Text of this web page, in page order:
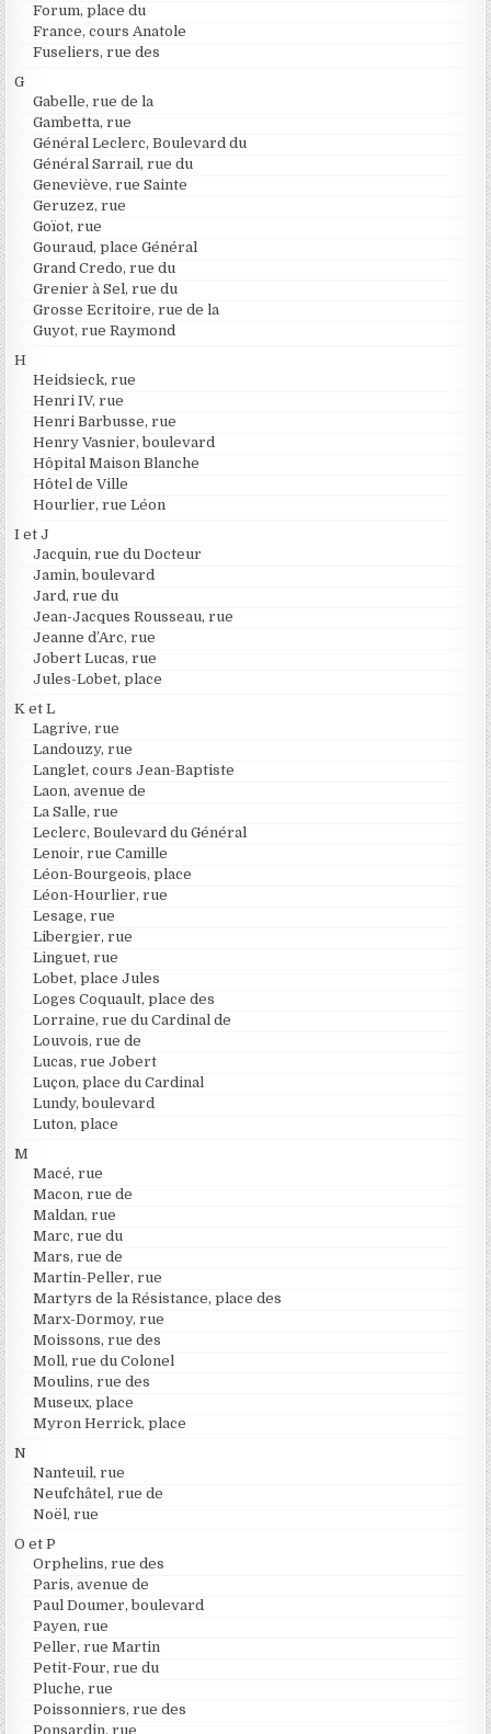
Forum, place du
France, cours Anatole
Fuseliers, rue des
G
Gabelle, rue de la
Gambetta, rue
Général Leclerc, Boulevard du
Général Sarrail, rue du
Geneviève, rue Sainte
Geruzez, rue
Goïot, rue
Gouraud, place Général
Grand Credo, rue du
Grenier à Sel, rue du
Grosse Ecritoire, rue de la
Guyot, rue Raymond
H
Heidsieck, rue
Henri IV, rue
Henri Barbusse, rue
Henry Vasnier, boulevard
Hôpital Maison Blanche
Hôtel de Ville
Hourlier, rue Léon
I et J
Jacquin, rue du Docteur
Jamin, boulevard
Jard, rue du
Jean-Jacques Rousseau, rue
Jeanne d’Arc, rue
Jobert Lucas, rue
Jules-Lobet, place
K et L
Lagrive, rue
Landouzy, rue
Langlet, cours Jean-Baptiste
Laon, avenue de
La Salle, rue
Leclerc, Boulevard du Général
Lenoir, rue Camille
Léon-Bourgeois, place
Léon-Hourlier, rue
Lesage, rue
Libergier, rue
Linguet, rue
Lobet, place Jules
Loges Coquault, place des
Lorraine, rue du Cardinal de
Louvois, rue de
Lucas, rue Jobert
Luçon, place du Cardinal
Lundy, boulevard
Luton, place
M
Macé, rue
Macon, rue de
Maldan, rue
Marc, rue du
Mars, rue de
Martin-Peller, rue
Martyrs de la Résistance, place des
Marx-Dormoy, rue
Moissons, rue des
Moll, rue du Colonel
Moulins, rue des
Museux, place
Myron Herrick, place
N
Nanteuil, rue
Neufchâtel, rue de
Noël, rue
O et P
Orphelins, rue des
Paris, avenue de
Paul Doumer, boulevard
Payen, rue
Peller, rue Martin
Petit-Four, rue du
Pluche, rue
Poissonniers, rue des
Ponsardin, rue